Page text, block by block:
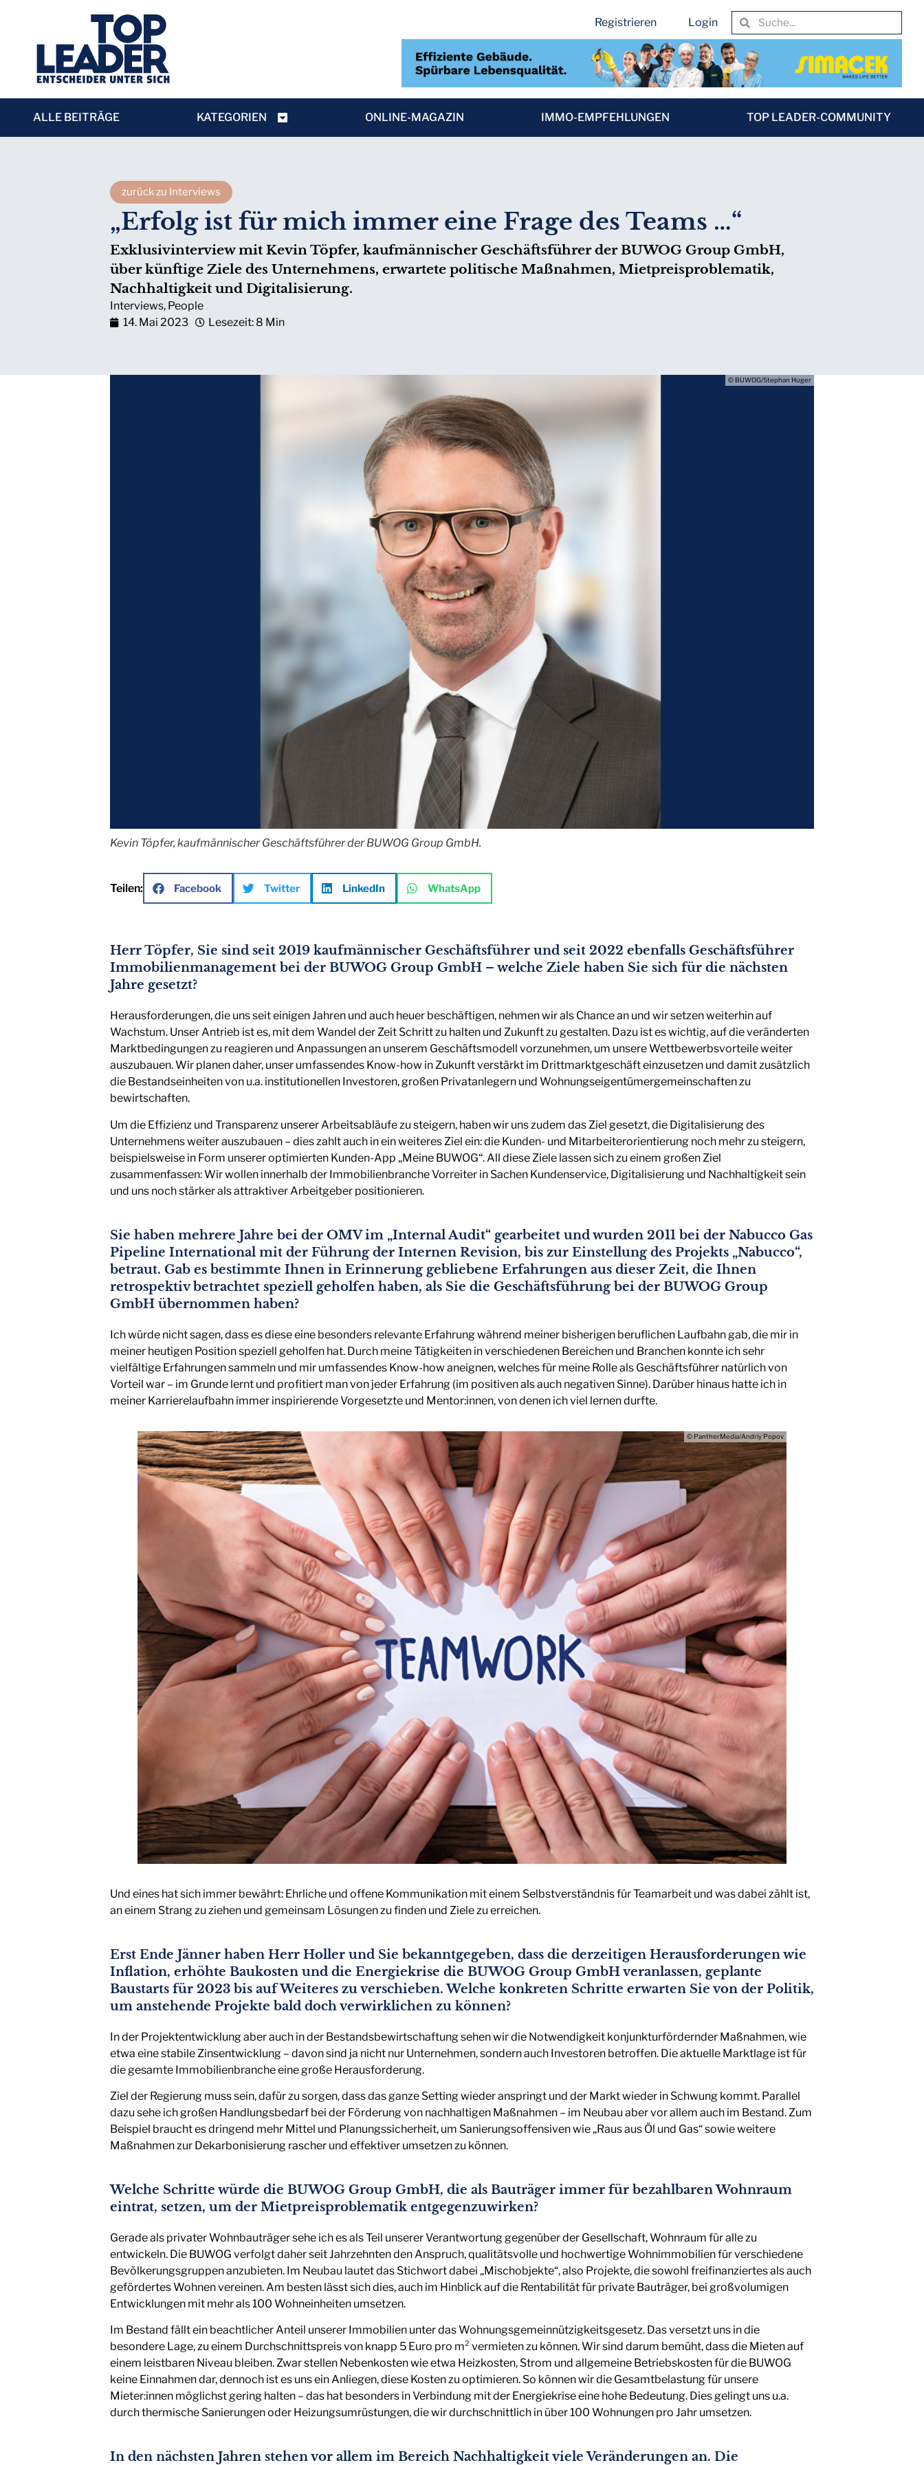
Registrieren Login
ALLE BEITRÄGE KATEGORIEN ONLINE-MAGAZIN IMMO-EMPFEHLUNGEN TOP LEADER-COMMUNITY
zurück zu Interviews
„Erfolg ist für mich immer eine Frage des Teams …“
Exklusivinterview mit Kevin Töpfer, kaufmännischer Geschäftsführer der BUWOG Group GmbH,
über künftige Ziele des Unternehmens, erwartete politische Maßnahmen, Mietpreisproblematik,
Nachhaltigkeit und Digitalisierung.
Interviews, People
14. Mai 2023
Lesezeit: 8 Min
© BUWOG/Stephan Huger
Kevin Töpfer, kaufmännischer Geschäftsführer der BUWOG Group GmbH.
Teilen: Facebook Twitter LinkedIn WhatsApp
Herr Töpfer, Sie sind seit 2019 kaufmännischer Geschäftsführer und seit 2022 ebenfalls Geschäftsführer
Immobilienmanagement bei der BUWOG Group GmbH – welche Ziele haben Sie sich für die nächsten
Jahre gesetzt?
Herausforderungen, die uns seit einigen Jahren und auch heuer beschäftigen, nehmen wir als Chance an und wir setzen weiterhin auf
Wachstum. Unser Antrieb ist es, mit dem Wandel der Zeit Schritt zu halten und Zukunft zu gestalten. Dazu ist es wichtig, auf die veränderten
Marktbedingungen zu reagieren und Anpassungen an unserem Geschäftsmodell vorzunehmen, um unsere Wettbewerbsvorteile weiter
auszubauen. Wir planen daher, unser umfassendes Know-how in Zukunft verstärkt im Drittmarktgeschäft einzusetzen und damit zusätzlich
die Bestandseinheiten von u.a. institutionellen Investoren, großen Privatanlegern und Wohnungseigentümergemeinschaften zu
bewirtschaften.
Um die Effizienz und Transparenz unserer Arbeitsabläufe zu steigern, haben wir uns zudem das Ziel gesetzt, die Digitalisierung des
Unternehmens weiter auszubauen – dies zahlt auch in ein weiteres Ziel ein: die Kunden- und Mitarbeiterorientierung noch mehr zu steigern,
beispielsweise in Form unserer optimierten Kunden-App „Meine BUWOG“. All diese Ziele lassen sich zu einem großen Ziel
zusammenfassen: Wir wollen innerhalb der Immobilienbranche Vorreiter in Sachen Kundenservice, Digitalisierung und Nachhaltigkeit sein
und uns noch stärker als attraktiver Arbeitgeber positionieren.
Sie haben mehrere Jahre bei der OMV im „Internal Audit“ gearbeitet und wurden 2011 bei der Nabucco Gas
Pipeline International mit der Führung der Internen Revision, bis zur Einstellung des Projekts „Nabucco“,
betraut. Gab es bestimmte Ihnen in Erinnerung gebliebene Erfahrungen aus dieser Zeit, die Ihnen
retrospektiv betrachtet speziell geholfen haben, als Sie die Geschäftsführung bei der BUWOG Group
GmbH übernommen haben?
Ich würde nicht sagen, dass es diese eine besonders relevante Erfahrung während meiner bisherigen beruflichen Laufbahn gab, die mir in
meiner heutigen Position speziell geholfen hat. Durch meine Tätigkeiten in verschiedenen Bereichen und Branchen konnte ich sehr
vielfältige Erfahrungen sammeln und mir umfassendes Know-how aneignen, welches für meine Rolle als Geschäftsführer natürlich von
Vorteil war – im Grunde lernt und profitiert man von jeder Erfahrung (im positiven als auch negativen Sinne). Darüber hinaus hatte ich in
meiner Karrierelaufbahn immer inspirierende Vorgesetzte und Mentor:innen, von denen ich viel lernen durfte.
© PantherMedia/Andriy Popov
Und eines hat sich immer bewährt: Ehrliche und offene Kommunikation mit einem Selbstverständnis für Teamarbeit und was dabei zählt ist,
an einem Strang zu ziehen und gemeinsam Lösungen zu finden und Ziele zu erreichen.
Erst Ende Jänner haben Herr Holler und Sie bekanntgegeben, dass die derzeitigen Herausforderungen wie
Inflation, erhöhte Baukosten und die Energiekrise die BUWOG Group GmbH veranlassen, geplante
Baustarts für 2023 bis auf Weiteres zu verschieben. Welche konkreten Schritte erwarten Sie von der Politik,
um anstehende Projekte bald doch verwirklichen zu können?
In der Projektentwicklung aber auch in der Bestandsbewirtschaftung sehen wir die Notwendigkeit konjunkturfördernder Maßnahmen, wie
etwa eine stabile Zinsentwicklung – davon sind ja nicht nur Unternehmen, sondern auch Investoren betroffen. Die aktuelle Marktlage ist für
die gesamte Immobilienbranche eine große Herausforderung.
Ziel der Regierung muss sein, dafür zu sorgen, dass das ganze Setting wieder anspringt und der Markt wieder in Schwung kommt. Parallel
dazu sehe ich großen Handlungsbedarf bei der Förderung von nachhaltigen Maßnahmen – im Neubau aber vor allem auch im Bestand. Zum
Beispiel braucht es dringend mehr Mittel und Planungssicherheit, um Sanierungsoffensiven wie „Raus aus Öl und Gas“ sowie weitere
Maßnahmen zur Dekarbonisierung rascher und effektiver umsetzen zu können.
Welche Schritte würde die BUWOG Group GmbH, die als Bauträger immer für bezahlbaren Wohnraum
eintrat, setzen, um der Mietpreisproblematik entgegenzuwirken?
Gerade als privater Wohnbauträger sehe ich es als Teil unserer Verantwortung gegenüber der Gesellschaft, Wohnraum für alle zu
entwickeln. Die BUWOG verfolgt daher seit Jahrzehnten den Anspruch, qualitätsvolle und hochwertige Wohnimmobilien für verschiedene
Bevölkerungsgruppen anzubieten. Im Neubau lautet das Stichwort dabei „Mischobjekte“, also Projekte, die sowohl freifinanziertes als auch
gefördertes Wohnen vereinen. Am besten lässt sich dies, auch im Hinblick auf die Rentabilität für private Bauträger, bei großvolumigen
Entwicklungen mit mehr als 100 Wohneinheiten umsetzen.
Im Bestand fällt ein beachtlicher Anteil unserer Immobilien unter das Wohnungsgemeinnützigkeitsgesetz. Das versetzt uns in die
besondere Lage, zu einem Durchschnittspreis von knapp 5 Euro pro m² vermieten zu können. Wir sind darum bemüht, dass die Mieten auf
einem leistbaren Niveau bleiben. Zwar stellen Nebenkosten wie etwa Heizkosten, Strom und allgemeine Betriebskosten für die BUWOG
keine Einnahmen dar, dennoch ist es uns ein Anliegen, diese Kosten zu optimieren. So können wir die Gesamtbelastung für unsere
Mieter:innen möglichst gering halten – das hat besonders in Verbindung mit der Energiekrise eine hohe Bedeutung. Dies gelingt uns u.a.
durch thermische Sanierungen oder Heizungsumrüstungen, die wir durchschnittlich in über 100 Wohnungen pro Jahr umsetzen.
In den nächsten Jahren stehen vor allem im Bereich Nachhaltigkeit viele Veränderungen an. Die